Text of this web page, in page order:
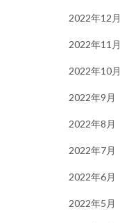
2022年12月
2022年11月
2022年10月
2022年9月
2022年8月
2022年7月
2022年6月
2022年5月